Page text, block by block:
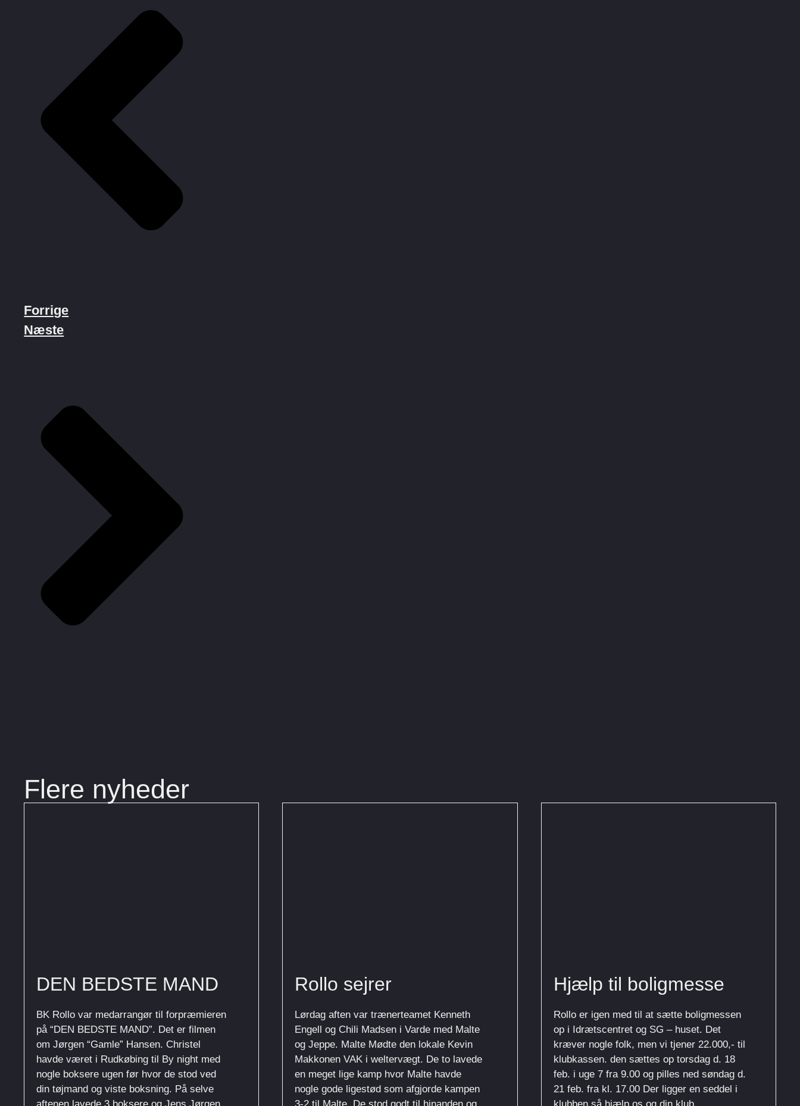
Forrige
Næste
Flere nyheder
DEN BEDSTE MAND
BK Rollo var medarrangør til forpræmieren
på “DEN BEDSTE MAND”. Det er filmen
om Jørgen “Gamle” Hansen. Christel
havde været i Rudkøbing til By night med
nogle boksere ugen før hvor de stod ved
din tøjmand og viste boksning. På selve
aftenen lavede 3 boksere og Jens Jørgen
Rollo sejrer
Lørdag aften var trænerteamet Kenneth
Engell og Chili Madsen i Varde med Malte
og Jeppe. Malte Mødte den lokale Kevin
Makkonen VAK i weltervægt. De to lavede
en meget lige kamp hvor Malte havde
nogle gode ligestød som afgjorde kampen
3-2 til Malte. De stod godt til hinanden og
Hjælp til boligmesse
Rollo er igen med til at sætte boligmessen
op i Idrætscentret og SG – huset. Det
kræver nogle folk, men vi tjener 22.000,- til
klubkassen. den sættes op torsdag d. 18
feb. i uge 7 fra 9.00 og pilles ned søndag d.
21 feb. fra kl. 17.00 Der ligger en seddel i
klubben så hjælp os og din klub.